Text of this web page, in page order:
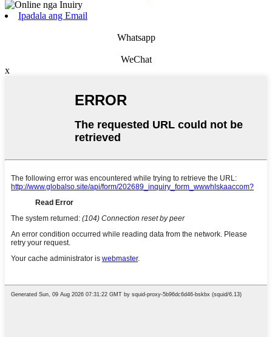
Ipadala ang Email
Whatsapp
WeChat
x